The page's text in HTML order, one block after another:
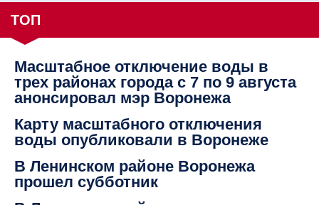
ТОП
Масштабное отключение воды в
трех районах города с 7 по 9 августа
анонсировал мэр Воронежа
Карту масштабного отключения
воды опубликовали в Воронеже
В Ленинском районе Воронежа
прошел субботник